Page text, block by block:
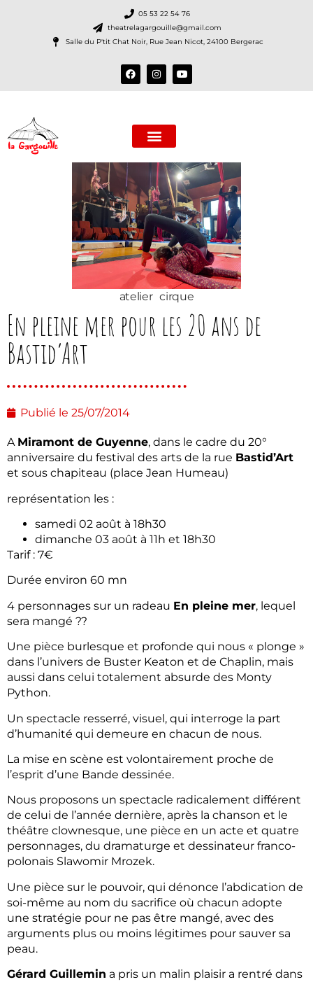
05 53 22 54 76
theatrelagargouille@gmail.com
Salle du P'tit Chat Noir, Rue Jean Nicot, 24100 Bergerac
atelier cirque
En pleine mer pour les 20 ans de
Bastid’Art
Publié le 25/07/2014
A Miramont de Guyenne, dans le cadre du 20°
anniversaire du festival des arts de la rue Bastid’Art
et sous chapiteau (place Jean Humeau)
représentation les :
samedi 02 août à 18h30
dimanche 03 août à 11h et 18h30
Tarif : 7€
Durée environ 60 mn
4 personnages sur un radeau En pleine mer, lequel
sera mangé ??
Une pièce burlesque et profonde qui nous « plonge »
dans l’univers de Buster Keaton et de Chaplin, mais
aussi dans celui totalement absurde des Monty
Python.
Un spectacle resserré, visuel, qui interroge la part
d’humanité qui demeure en chacun de nous.
La mise en scène est volontairement proche de
l’esprit d’une Bande dessinée.
Nous proposons un spectacle radicalement différent
de celui de l’année dernière, après la chanson et le
théâtre clownesque, une pièce en un acte et quatre
personnages, du dramaturge et dessinateur franco-
polonais Slawomir Mrozek.
Une pièce sur le pouvoir, qui dénonce l’abdication de
soi-même au nom du sacrifice où chacun adopte
une stratégie pour ne pas être mangé, avec des
arguments plus ou moins légitimes pour sauver sa
peau.
Gérard Guillemin a pris un malin plaisir a rentré dans